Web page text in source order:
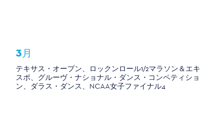
3月
テキサス・オープン、ロックンロール1/2マラソン＆エキ
スポ、グルーヴ・ナショナル・ダンス・コンペティショ
ン、ダラス・ダンス、NCAA女子ファイナル4